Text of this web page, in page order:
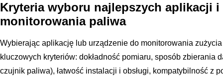
Kryteria wyboru najlepszych aplikacji i
monitorowania paliwa
Wybierając aplikację lub urządzenie do monitorowania
kluczowych kryteriów: dokładność pomiaru, sposób zbierania
czujnik paliwa), łatwość instalacji i obsługi, kompatybilność z